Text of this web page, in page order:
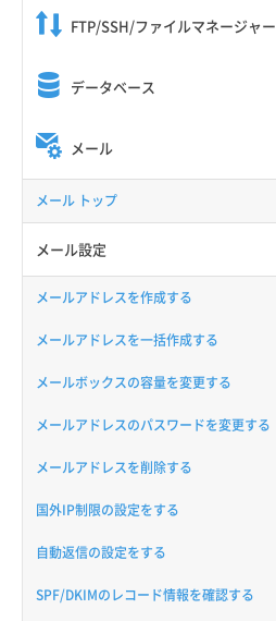
FTP/SSH/ファイルマネージャー
データベース
メール
メール トップ
メール設定
メールアドレスを作成する
メールアドレスを一括作成する
メールボックスの容量を変更する
メールアドレスのパスワードを変更する
メールアドレスを削除する
国外IP制限の設定をする
自動返信の設定をする
SPF/DKIMのレコード情報を確認する